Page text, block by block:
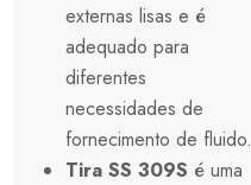
externas lisas e é
adequado para
diferentes
necessidades de
fornecimento de fluido.
Tira SS 309S é uma